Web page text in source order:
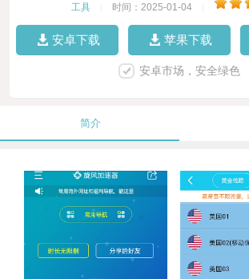
工具 时间：2025-01-04
安卓下载 苹果下载
安卓市场，安全绿色
简介